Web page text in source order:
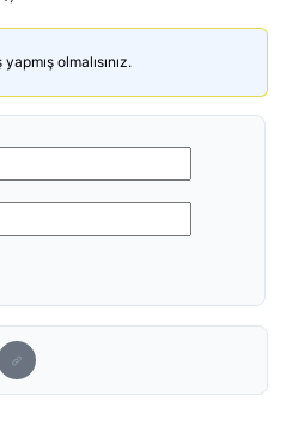
olmalısınız.